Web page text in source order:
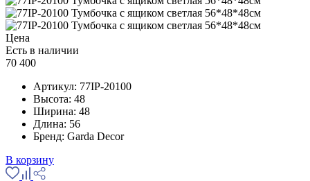
Цена
Есть в наличии
70 400
Артикул: 77IP-20100
Высота: 48
Ширина: 48
Длина: 56
Бренд: Garda Decor
В корзину